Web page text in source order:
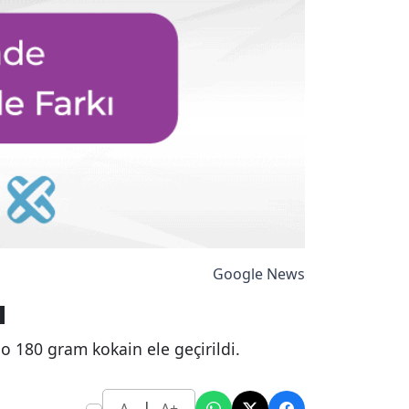
Google News
180 gram kokain ele geçirildi.